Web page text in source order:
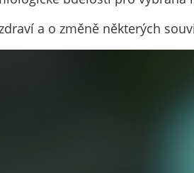
a o změně některých